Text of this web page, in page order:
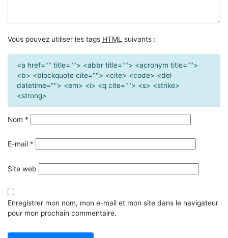
Vous pouvez utiliser les tags HTML suivants :
<a href="" title=""> <abbr title=""> <acronym title="">
<b> <blockquote cite=""> <cite> <code> <del
datetime=""> <em> <i> <q cite=""> <s> <strike>
<strong>
Nom *
E-mail *
Site web
Enregistrer mon nom, mon e-mail et mon site dans le navigateur
pour mon prochain commentaire.